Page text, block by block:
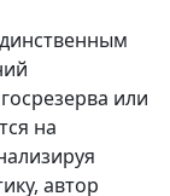
или
на
автор